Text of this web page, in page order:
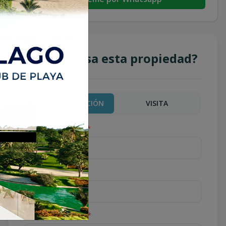
¿Te interesa esta propiedad?
MÁS INFORMACIÓN VISITA
Nombre completo*
Teléfono*
Correo Electrónico*